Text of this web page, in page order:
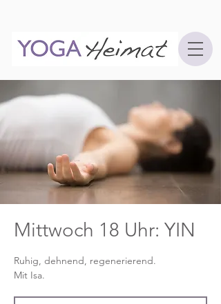
Mittwoch 18 Uhr: YIN
Ruhig, dehnend, regenerierend.
Mit Isa.